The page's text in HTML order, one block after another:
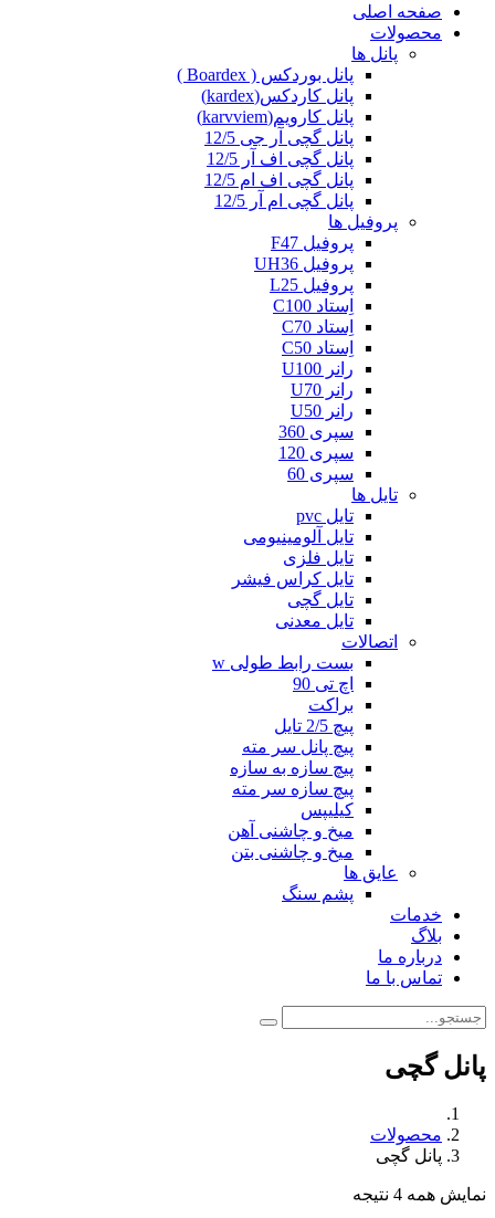
صفحه اصلی
محصولات
پانل ها
پانل بوردکس ( Boardex )
پانل کاردکس(kardex)
پانل کارویم(karvviem)
پانل گچی آر جی 12/5
پانل گچی اف آر 12/5
پانل گچی اف ام 12/5
پانل گچی ام آر 12/5
پروفیل ها
پروفیل F47
پروفیل UH36
پروفیل L25
اِستاد C100
اِستاد C70
اِستاد C50
رانر U100
رانر U70
رانر U50
سپری 360
سپری 120
سپری 60
تایل ها
تایل pvc
تایل آلومینیومی
تایل فلزی
تایل کراس فیشر
تایل گچی
تایل معدنی
اتصالات
بست رابط طولی w
اچ تی 90
براکت
پیچ 2/5 تایل
پیچ پانل سر مته
پیچ سازه به سازه
پیچ سازه سر مته
کیلیپس
میخ و چاشنی آهن
میخ و چاشنی بتن
عایق ها
پشم سنگ
خدمات
بلاگ
درباره ما
تماس با ما
پانل گچی
محصولات
پانل گچی
نمایش همه 4 نتیجه